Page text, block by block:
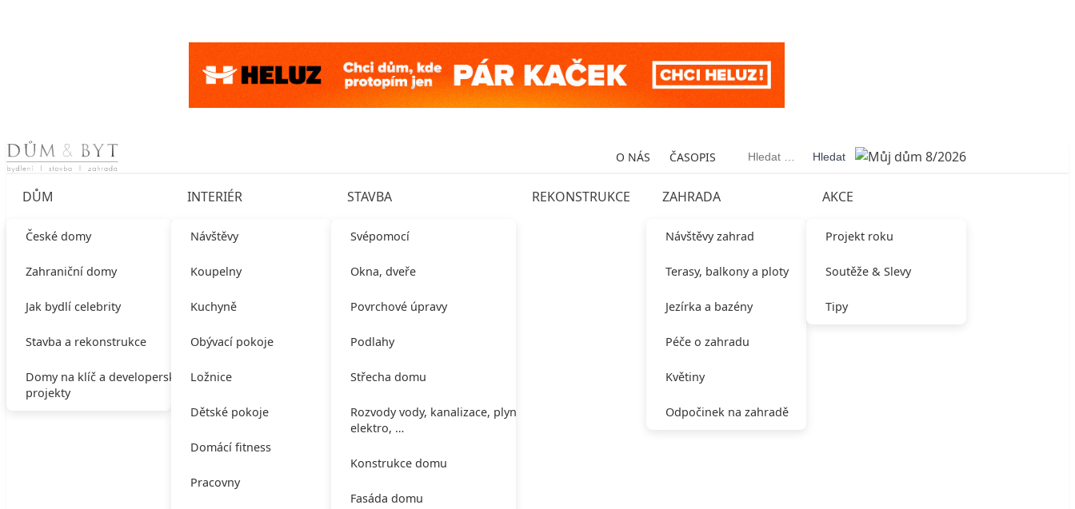
Skip to content O NÁS ČASOPIS Vyhledávání
DŮM
České domy
Zahraniční domy
Jak bydlí celebrity
Stavba a rekonstrukce
Domy na klíč a developerské
projekty
INTERIÉR
Návštěvy
Koupelny
Kuchyně
Obývací pokoje
Ložnice
Dětské pokoje
Domácí fitness
Pracovny
STAVBA
Svépomocí
Okna, dveře
Povrchové úpravy
Podlahy
Střecha domu
Rozvody vody, kanalizace, plynu,
elektro, …
Konstrukce domu
Fasáda domu
REKONSTRUKCE ZAHRADA
Návštěvy zahrad
Terasy, balkony a ploty
Jezírka a bazény
Péče o zahradu
Květiny
Odpočinek na zahradě
AKCE
Projekt roku
Soutěže & Slevy
Tipy